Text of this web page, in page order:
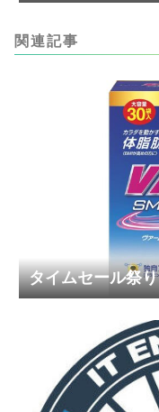
関連記事
タイムセール祭